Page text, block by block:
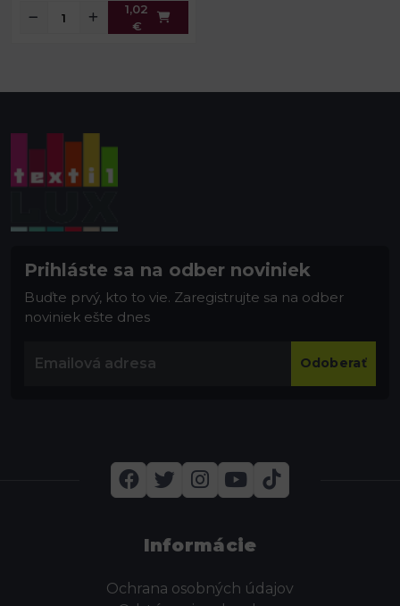
1,02
€
Prihláste sa na odber noviniek
Buďte prvý, kto to vie. Zaregistrujte sa na odber
noviniek ešte dnes
Odoberať
Informácie
Ochrana osobných údajov